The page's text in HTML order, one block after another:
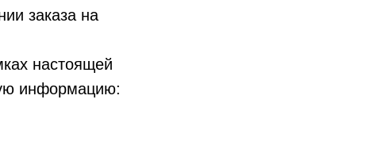
заказа на
настоящей
информацию: